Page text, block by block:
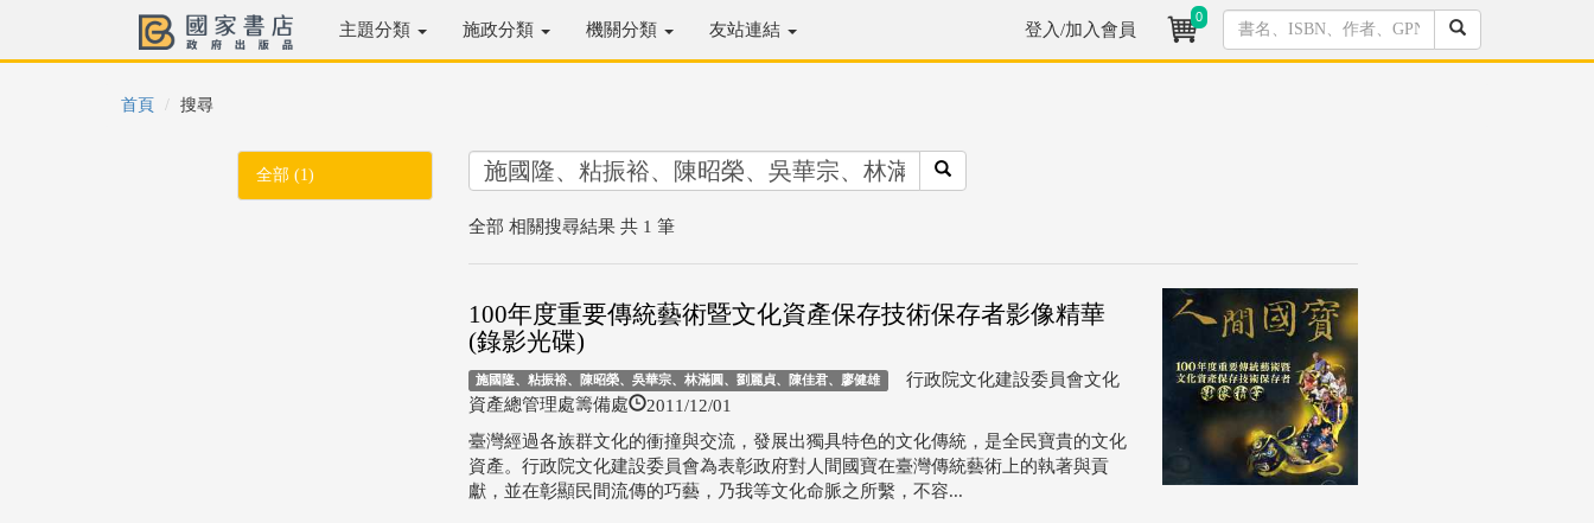
主題分類 施政分類 機關分類 友站連結 登入/加入會員
0
首頁 搜尋
全部 (1)
全部 相關搜尋結果 共 1 筆
100年度重要傳統藝術暨文化資產保存技術保存者影像精華
(錄影光碟)
施國隆、粘振裕、陳昭榮、吳華宗、林滿圓、劉麗貞、陳佳君、廖健雄
行政院文化建設委員會文化
資產總管理處籌備處
2011/12/01
臺灣經過各族群文化的衝撞與交流，發展出獨具特色的文化傳統，是全民寶貴的文化
資產。行政院文化建設委員會為表彰政府對人間國寶在臺灣傳統藝術上的執著與貢
獻，並在彰顯民間流傳的巧藝，乃我等文化命脈之所繫，不容...